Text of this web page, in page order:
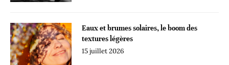
Eaux et brumes solaires, le boom des
textures légères
15 juillet 2026